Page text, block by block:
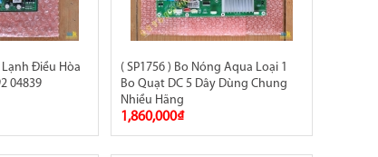
Lạnh Điều Hòa
04839
( SP1756 ) Bo Nóng Aqua Loại 1
Bo Quạt DC 5 Dây Dùng Chung
Nhiều Hãng
1,860,000₫